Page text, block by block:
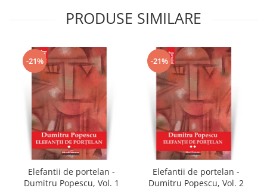
PRODUSE SIMILARE
-21%
Elefantii de portelan -
Dumitru Popescu, Vol. 1
-21%
Elefantii de portelan -
Dumitru Popescu, Vol. 2